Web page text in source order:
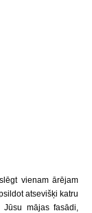
vienam ārējam
atsevišķi katru
mājas fasādi,